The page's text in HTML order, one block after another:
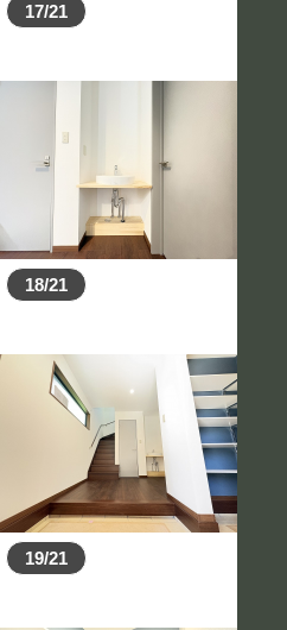
17/21
18/21
19/21